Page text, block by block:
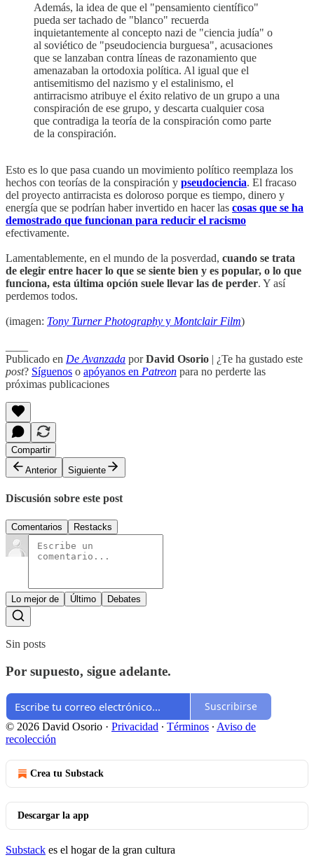
Además, la idea de que el "pensamiento científico"
pueda ser tachado de "blanco" recuerda
inquietantemente al concepto nazi de "ciencia judía" o
al soviético de "pseudociencia burguesa", acusaciones
que se lanzaban contra líneas de razonamiento que
amenazaban la ortodoxia política. Al igual que el
antisemitismo del nazismo y el estalinismo, el
antirracismo atribuye el éxito relativo de un grupo a una
conspiración de ese grupo, y descarta cualquier cosa
que contradiga la teoría de la conspiración como parte
de la conspiración.
Esto es lo que pasa cuando un movimiento político reemplaza los
hechos con teorías de la conspiración y pseudociencia. El fracaso
del proyecto antirracista es doloroso porque es tiempo, dinero y
energía que se podrían haber invertido en hacer las cosas que se ha
demostrado que funcionan para reducir el racismo
efectivamente.
Lamentablemente, en el mundo de la posverdad, cuando se trata
de elegir entre hacer lo que se siente bien y es popular, o lo que
funciona, esta última opción suele llevar las de perder. Y así
perdemos todos.
(imagen: Tony Turner Photography y Montclair Film)
Publicado en De Avanzada porDavid Osorio | ¿Te ha gustado este
post? Síguenos o apóyanos en Patreon para no perderte las
próximas publicaciones
Compartir
Anterior
Siguiente
Discusión sobre este post
Comentarios Restacks
Lo mejor de Último Debates
Sin posts
Por supuesto, sigue adelante.
Suscribirse
© 2026 David Osorio · Privacidad ∙ Términos ∙ Aviso de
recolección
Crea tu Substack
Descargar la app
Substack es el hogar de la gran cultura